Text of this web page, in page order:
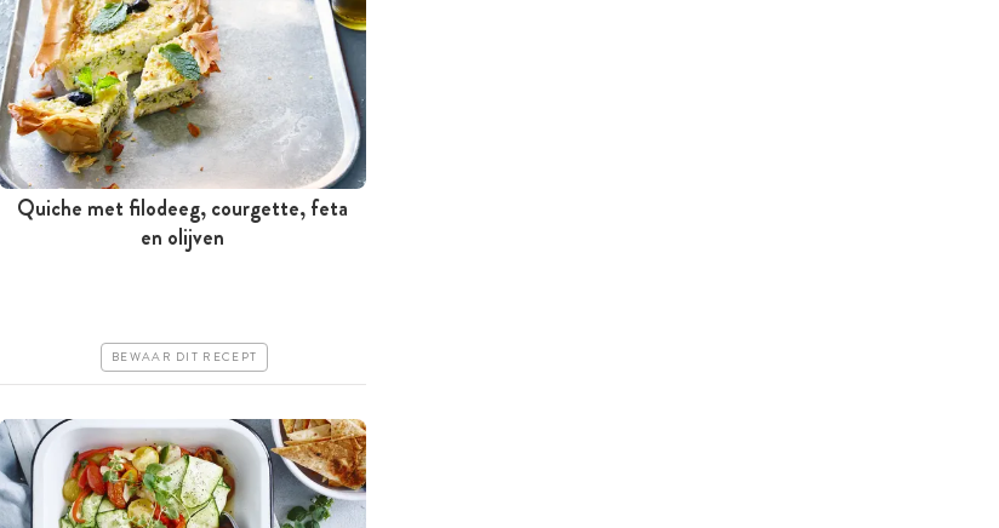
Tussen 30 minuten en 1 uur
Quiche met filodeeg, courgette, feta
en olijven
BEWAAR DIT RECEPT